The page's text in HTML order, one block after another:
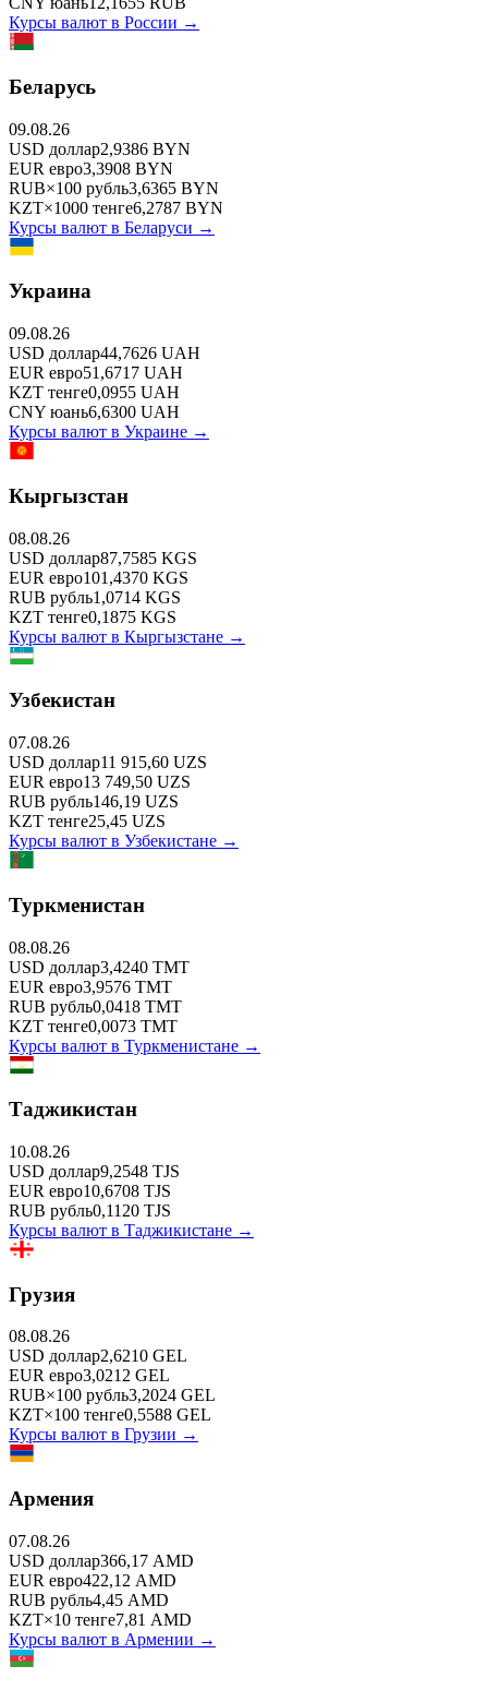
Курсы валют в России →
Беларусь
09.08.26
USD доллар2,9386 BYN
EUR евро3,3908 BYN
RUB×100 рубль3,6365 BYN
KZT×1000 тенге6,2787 BYN
Курсы валют в Беларуси →
Украина
09.08.26
USD доллар44,7626 UAH
EUR евро51,6717 UAH
KZT тенге0,0955 UAH
CNY юань6,6300 UAH
Курсы валют в Украине →
Кыргызстан
08.08.26
USD доллар87,7585 KGS
EUR евро101,4370 KGS
RUB рубль1,0714 KGS
KZT тенге0,1875 KGS
Курсы валют в Кыргызстане →
Узбекистан
07.08.26
USD доллар11 915,60 UZS
EUR евро13 749,50 UZS
RUB рубль146,19 UZS
KZT тенге25,45 UZS
Курсы валют в Узбекистане →
Туркменистан
08.08.26
USD доллар3,4240 TMT
EUR евро3,9576 TMT
RUB рубль0,0418 TMT
KZT тенге0,0073 TMT
Курсы валют в Туркменистане →
Таджикистан
10.08.26
USD доллар9,2548 TJS
EUR евро10,6708 TJS
RUB рубль0,1120 TJS
Курсы валют в Таджикистане →
Грузия
08.08.26
USD доллар2,6210 GEL
EUR евро3,0212 GEL
RUB×100 рубль3,2024 GEL
KZT×100 тенге0,5588 GEL
Курсы валют в Грузии →
Армения
07.08.26
USD доллар366,17 AMD
EUR евро422,12 AMD
RUB рубль4,45 AMD
KZT×10 тенге7,81 AMD
Курсы валют в Армении →